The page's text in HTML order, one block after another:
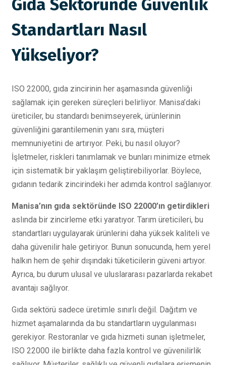
Gıda Sektöründe Güvenlik
Standartları Nasıl
Yükseliyor?
ISO 22000, gıda zincirinin her aşamasında güvenliği
sağlamak için gereken süreçleri belirliyor. Manisa’daki
üreticiler, bu standardı benimseyerek, ürünlerinin
güvenliğini garantilemenin yanı sıra, müşteri
memnuniyetini de artırıyor. Peki, bu nasıl oluyor?
İşletmeler, riskleri tanımlamak ve bunları minimize etmek
için sistematik bir yaklaşım geliştirebiliyorlar. Böylece,
gıdanın tedarik zincirindeki her adımda kontrol sağlanıyor.
Manisa’nın gıda sektöründe ISO 22000’ın getirdikleri
aslında bir zincirleme etki yaratıyor. Tarım üreticileri, bu
standartları uygulayarak ürünlerini daha yüksek kaliteli ve
daha güvenilir hale getiriyor. Bunun sonucunda, hem yerel
halkın hem de şehir dışındaki tüketicilerin güveni artıyor.
Ayrıca, bu durum ulusal ve uluslararası pazarlarda rekabet
avantajı sağlıyor.
Gıda sektörü sadece üretimle sınırlı değil. Dağıtım ve
hizmet aşamalarında da bu standartların uygulanması
gerekiyor. Restoranlar ve gıda hizmeti sunan işletmeler,
ISO 22000 ile birlikte daha fazla kontrol ve güvenilirlik